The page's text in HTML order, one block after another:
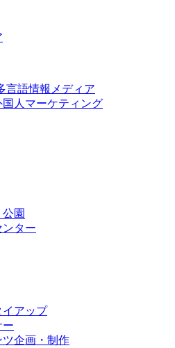
言語情報メディア
国人マーケティング
園
ンター
イアップ
ー
企画・制作